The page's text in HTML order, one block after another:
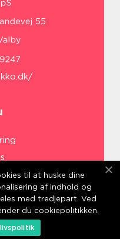
til at huske dine
af indhold og
med tredjepart. Ved
du cookiepolitikken.